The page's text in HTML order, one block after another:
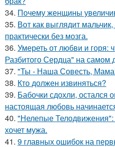
34. Почему женщины
35. Вот как выглядит
практически без мозга.
36. Умереть от любви и горя:
Разбитого Сердца" на самом
37. "Ты - Наша Совесть,
38. Кто должен извиняться?
39. Бабочки сдохли, остался
настоящая любовь
40. "Нелепые
хочет мужа.
41. 9 главных ошибок на